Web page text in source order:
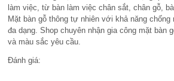
làm việc, từ bàn làm việc chân sắt, chân gỗ,
Mặt bàn gỗ thông tự nhiên với khả năng
đa dạng. Shop chuyên nhận gia công mặt bàn
và màu sắc yêu cầu.
Đánh giá: